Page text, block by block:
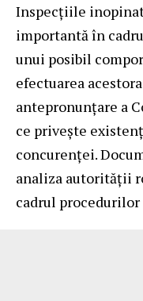
Inspecţiile
importantă în
unui posibil
efectuarea
antepronunţare a
ce priveşte
concurenţei.
analiza autorităţii
cadrul procedurilor